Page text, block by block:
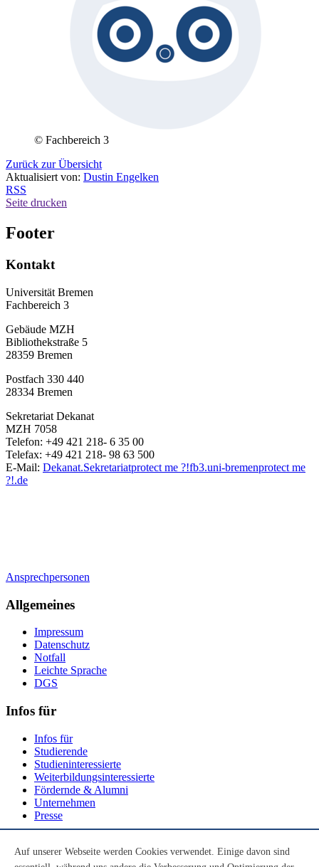
© Fachbereich 3
Zurück zur Übersicht
Aktualisiert von: Dustin Engelken
RSS
Seite drucken
Footer
Kontakt
Universität Bremen
Fachbereich 3
Gebäude MZH
Bibliothekstraße 5
28359 Bremen
Postfach 330 440
28334 Bremen
Sekretariat Dekanat
MZH 7058
Telefon: +49 421 218- 6 35 00
Telefax: +49 421 218- 98 63 500
E-Mail: Dekanat.Sekretariatprotect me ?!fb3.uni-bremenprotect me
?!.de
Ansprechpersonen
Allgemeines
Impressum
Datenschutz
Notfall
Leichte Sprache
DGS
Infos für
Infos für
Studierende
Studieninteressierte
Weiterbildungsinteressierte
Fördernde & Alumni
Unternehmen
Presse
Auf unserer Webseite werden Cookies verwendet. Einige davon sind